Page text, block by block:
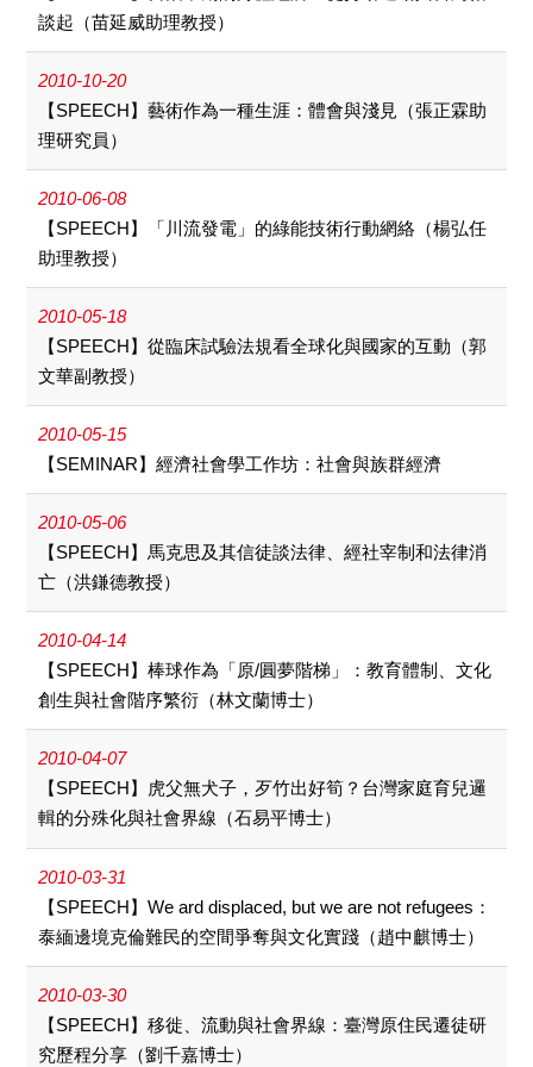
談起（苗延威助理教授）
2010-10-20
【SPEECH】藝術作為一種生涯：體會與淺見（張正霖助
理研究員）
2010-06-08
【SPEECH】「川流發電」的綠能技術行動網絡（楊弘任
助理教授）
2010-05-18
【SPEECH】從臨床試驗法規看全球化與國家的互動（郭
文華副教授）
2010-05-15
【SEMINAR】經濟社會學工作坊：社會與族群經濟
2010-05-06
【SPEECH】馬克思及其信徒談法律、經社宰制和法律消
亡（洪鎌德教授）
2010-04-14
【SPEECH】棒球作為「原/圓夢階梯」：教育體制、文化
創生與社會階序繁衍（林文蘭博士）
2010-04-07
【SPEECH】虎父無犬子，歹竹出好筍？台灣家庭育兒邏
輯的分殊化與社會界線（石易平博士）
2010-03-31
【SPEECH】We ard displaced, but we are not refugees：
泰緬邊境克倫難民的空間爭奪與文化實踐（趙中麒博士）
2010-03-30
【SPEECH】移徙、流動與社會界線：臺灣原住民遷徒研
究歷程分享（劉千嘉博士）